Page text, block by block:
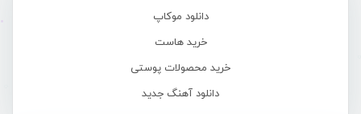
دانلود موکاپ
خرید هاست
خرید محصولات پوستی
دانلود آهنگ جدید